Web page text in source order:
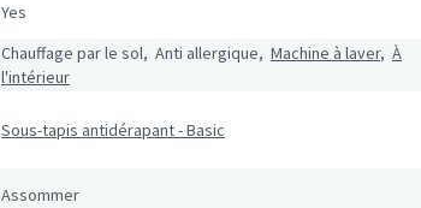
Yes
Chauffage par le sol, Anti allergique, Machine à laver, À
l'intérieur
Sous-tapis antidérapant - Basic
Assommer